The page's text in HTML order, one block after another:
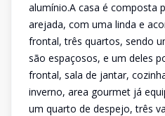
alumínio.A casa é composta
arejada, com uma linda e
frontal, três quartos, sendo
são espaçosos, e um deles
frontal, sala de jantar,
inverno, area gourmet já
um quarto de despejo, três